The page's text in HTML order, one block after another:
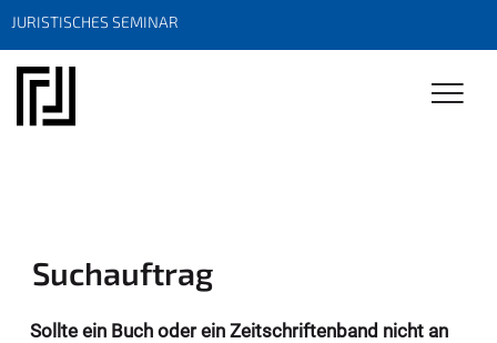
JURISTISCHES SEMINAR
Suchauftrag
Sollte ein Buch oder ein Zeitschriftenband nicht an